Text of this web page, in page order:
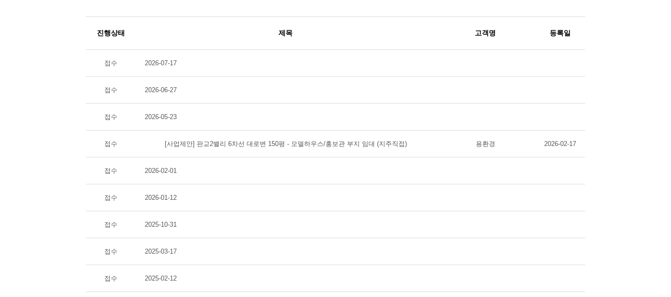
진행상태 제목 고객명 등록일
접수 2026-07-17
접수 2026-06-27
접수 2026-05-23
접수 [사업제안] 판교2밸리 6차선 대로변 150평 - 모델하우스/홍보관 부지 임대 (지주직접) 용환경 2026-02-17
접수 2026-02-01
접수 2026-01-12
접수 2025-10-31
접수 2025-03-17
접수 2025-02-12